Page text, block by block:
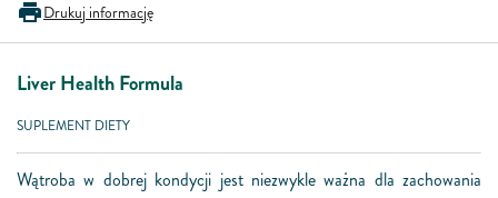
Drukuj informację
Liver Health Formula
SUPLEMENT DIETY
Wątroba w dobrej kondycji jest niezwykle ważna dla zachowania